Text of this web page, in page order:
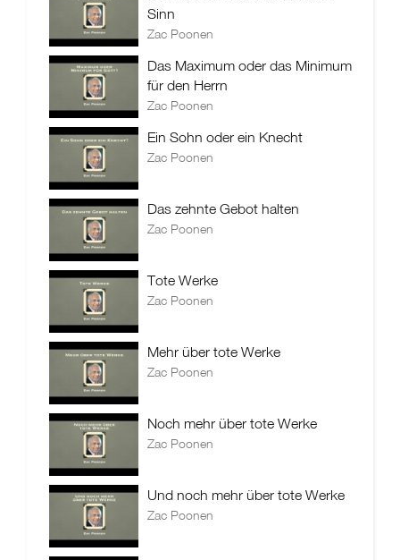
Sinn
Zac Poonen
Das Maximum oder das Minimum
für den Herrn
Zac Poonen
Ein Sohn oder ein Knecht
Zac Poonen
Das zehnte Gebot halten
Zac Poonen
Tote Werke
Zac Poonen
Mehr über tote Werke
Zac Poonen
Noch mehr über tote Werke
Zac Poonen
Und noch mehr über tote Werke
Zac Poonen